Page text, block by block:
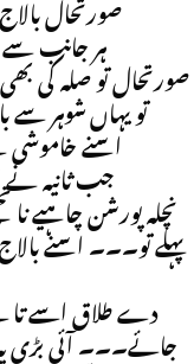
صورتحال
ہر جانب سے
صورتحال تو صلہ کی
تو یہاں شوہر
اسنے خاموشی
جب ثانیہ نے
نچلہ پورشن چاہیے
پہلے تو۔۔۔ اسنے
دے طلاق اسے تا
جائے۔۔۔ آئی بڑی